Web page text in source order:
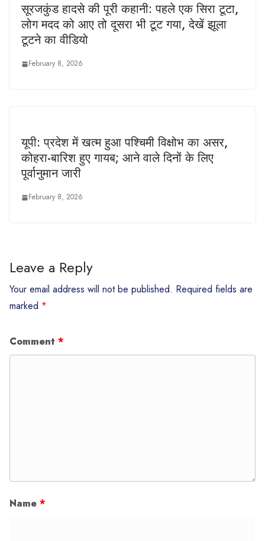
सूरजकुंड हादसे की पूरी कहानी: पहले एक सिरा टूटा,
लोग मदद को आए तो दूसरा भी टूट गया, देखें झूला
टूटने का वीडियो
February 8, 2026
यूपी: प्रदेश में खत्म हुआ पश्चिमी विक्षोभ का असर,
कोहरा-बारिश हुए गायब; आने वाले दिनों के लिए
पूर्वानुमान जारी
February 8, 2026
Leave a Reply
Your email address will not be published. Required fields are
marked *
Comment *
Name *